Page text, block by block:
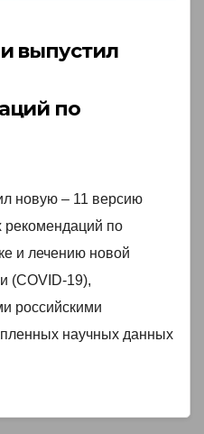
выпустил
по
новую – 11 версию
рекомендаций по
и лечению новой
(COVID-19),
российскими
научных данных